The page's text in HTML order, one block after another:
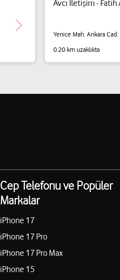
Avcı İletişim - Fatih
Yenice Mah. Ankara
0.20 km uzaklıkta
Cep Telefonu ve Popüler
Markalar
iPhone 17
iPhone 17 Pro
iPhone 17 Pro Max
iPhone 15